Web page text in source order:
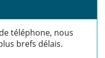
téléphone, nous
brefs délais.